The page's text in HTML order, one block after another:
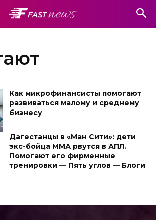
Как микрофинансисты помогают
развиваться малому и среднему
бизнесу
Дагестанцы в «Ман Сити»: дети
экс-бойца ММА рвутся в АПЛ.
Помогают его фирменные
тренировки — Пять углов — Блоги